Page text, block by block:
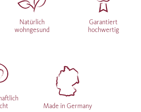
Natürlich
wohngesund
Garantiert
hochwertig
Made in Germany